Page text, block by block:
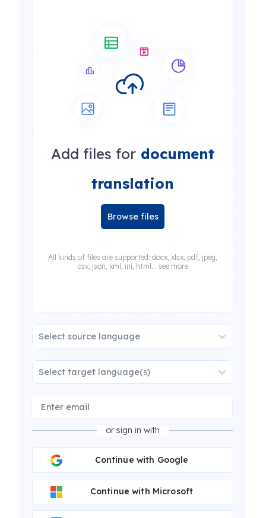
Add files for document
translation
Browse files
All kinds of files are supported: docx, xlsx, pdf, jpeg,
csv, json, xml, ini, html... see more
Select source language
Select target language(s)
or sign in with
Continue with Google
Continue with Microsoft